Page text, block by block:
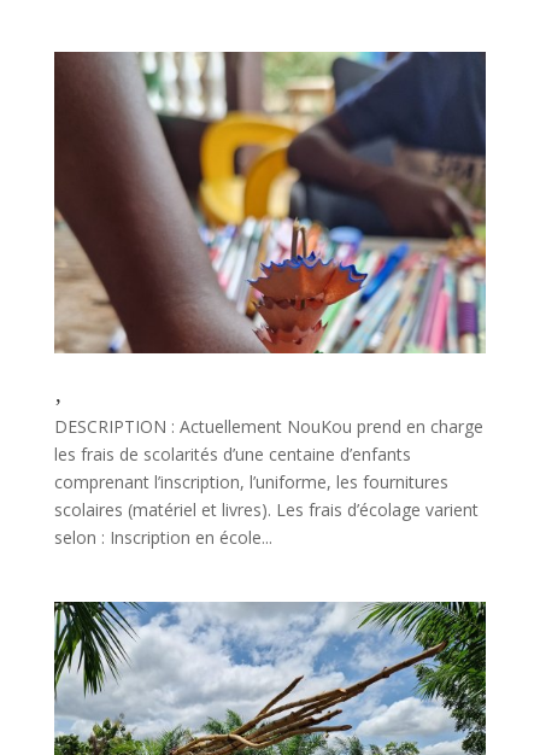
Sur le chemin de l’école
DESCRIPTION : Actuellement NouKou prend en charge
les frais de scolarités d’une centaine d’enfants
comprenant l’inscription, l’uniforme, les fournitures
scolaires (matériel et livres). Les frais d’écolage varient
selon : Inscription en école...